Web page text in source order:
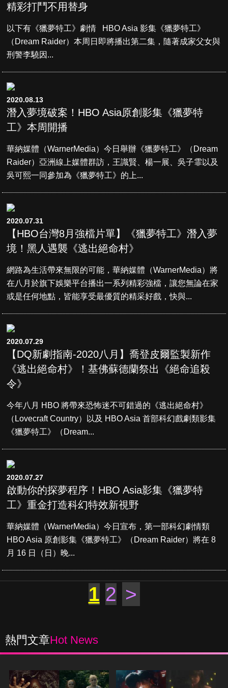
精彩打鬥不用替身
以下有《獵夢特工》劇情 HBO Asia 影集《獵夢特工》
（Dream Raider）本周日即將播出第二集，隨著成家父女與
刑警李驍因...
2020.08.13
潛入夢境破案！HBO Asia原創影集《獵夢特
工》本周開播
華納媒體（WarnerMedia）今日舉辦《獵夢特工》（Dream
Raider）亞洲線上媒體群訪，王識賢、楊一展、吳子霏以及
吳可熙一同參加為《獵夢特工》的上...
2020.07.31
【HBO台灣8月強檔片單】《獵夢特工》潛入夢
境！黑人遇襲《逃出絕命村》
網路為生活帶來無限的可能，華納媒體（WarnerMedia）將
在八月於旗下娛樂平台播出一系列精彩強檔，讓您無論在家
或是任何地點，皆能享受最優質的精采好戲，快與...
2020.07.29
【DQ新劇指南-2020八月】喬登皮爾監製新作
《逃出絕命村》！基佛蘇德蘭祭出《絕命追殺
令》
今年八月 HBO 將帶來恐怖迷不可錯過的《逃出絕命村》
（Lovecraft Country）以及 HBO Asia 首部科幻戲劇類影集
《獵夢特工》（Dream...
2020.07.27
啟動你的探夢程序！HBO Asia影集《獵夢特
工》重金打造科幻特效新視野
華納媒體（WarnerMedia）今日宣布，第一部科幻劇情類
HBO Asia 原創影集《獵夢特工》（Dream Raider）將在 8
月 16 日（日）晚...
1 2 >
熱門文章Hot News